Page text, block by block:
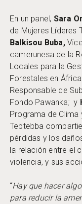
En un panel, Sara
de Mujeres Líderes
Balkisou Buba,
camerunesa de la
Locales para la
Forestales en África
Responsable de
Fondo Pawanka; y
Programa de Clima
Tebtebba
pérdidas y los
la relación entre el
violencia, y sus
“Hay que hacer
para reducir la